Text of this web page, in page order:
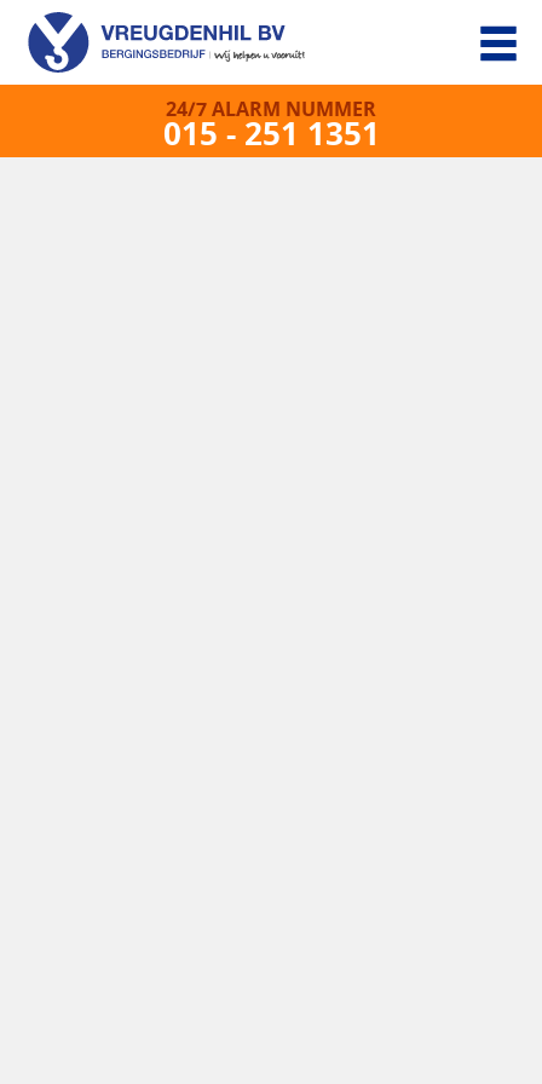
24/7 ALARM NUMMER
015 - 251 1351